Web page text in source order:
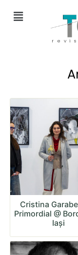
Cristina
Primordial @
Iași